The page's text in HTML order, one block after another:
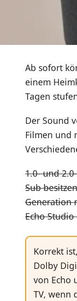
Ab sofort
einem
Tagen
Der Sound
Filmen und
1.0- und
Sub
Generation
Echo
Korrekt
Dolby
von Echo
TV, wenn